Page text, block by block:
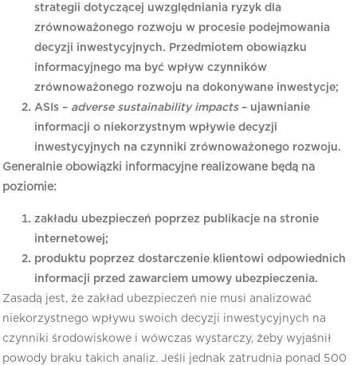
strategii dotyczącej uwzględniania ryzyk dla
zrównoważonego rozwoju w procesie podejmowania
decyzji inwestycyjnych. Przedmiotem obowiązku
informacyjnego ma być wpływ czynników
zrównoważonego rozwoju na dokonywane inwestycje;
ASIs – adverse sustainability impacts– ujawnianie
informacji o niekorzystnym wpływie decyzji
inwestycyjnych na czynniki zrównoważonego rozwoju.
Generalnie obowiązki informacyjne realizowane będą na
poziomie:
zakładu ubezpieczeń poprzez publikacje na stronie
internetowej;
produktu poprzez dostarczenie klientowi odpowiednich
informacji przed zawarciem umowy ubezpieczenia.
Zasadą jest, że zakład ubezpieczeń nie musi analizować
niekorzystnego wpływu swoich decyzji inwestycyjnych na
czynniki środowiskowe i wówczas wystarczy, żeby wyjaśnił
powody braku takich analiz. Jeśli jednak zatrudnia ponad 500